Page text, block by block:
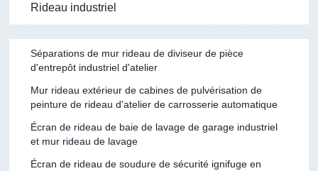
Rideau industriel
Séparations de mur rideau de diviseur de pièce
d'entrepôt industriel d'atelier
Mur rideau extérieur de cabines de pulvérisation de
peinture de rideau d'atelier de carrosserie automatique
Écran de rideau de baie de lavage de garage industriel
et mur rideau de lavage
Écran de rideau de soudure de sécurité ignifuge en